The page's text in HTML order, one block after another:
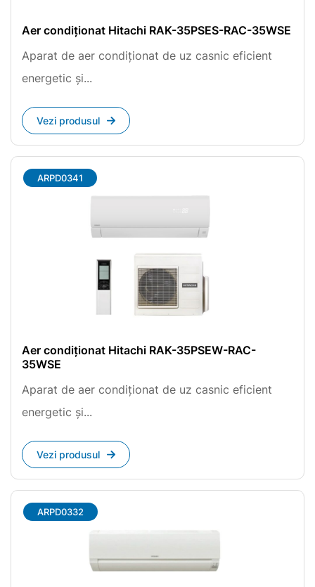
Aer condiționat Hitachi RAK-35PSES-RAC-35WSE
Aparat de aer condiționat de uz casnic eficient
energetic și...
Vezi produsul
Aer condiționat Hitachi RAK-35PSEW-RAC-
35WSE
Aparat de aer condiționat de uz casnic eficient
energetic și...
ARPD0341
Vezi produsul
ARPD0332